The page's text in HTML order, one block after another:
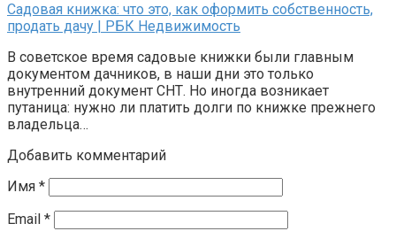
Садовая книжка: что это, как оформить собственность,
продать дачу | РБК Недвижимость
В советское время садовые книжки были главным
документом дачников, в наши дни это только
внутренний документ СНТ. Но иногда возникает
путаница: нужно ли платить долги по книжке прежнего
владельца…
Добавить комментарий
Имя *
Email *